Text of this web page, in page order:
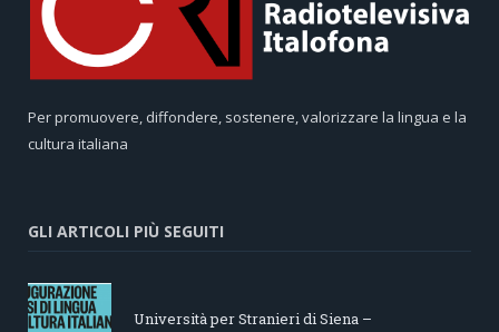
Per promuovere, diffondere, sostenere, valorizzare la lingua e la
cultura italiana
GLI ARTICOLI PIÙ SEGUITI
Università per Stranieri di Siena –